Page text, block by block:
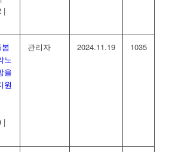
|
노
을
원
|
관리자 2024.11.19 1035